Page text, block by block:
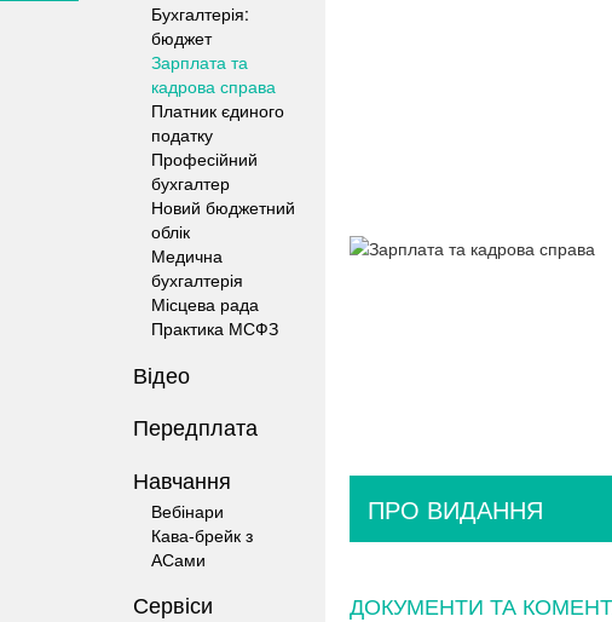
Бухгалтерія:
бюджет
Зарплата та
кадрова справа
Платник єдиного
податку
Професійний
бухгалтер
Новий бюджетний
облік
Медична
бухгалтерія
Місцева рада
Практика МСФЗ
Відео
Передплата
Навчання
Вебінари
Кава-брейк з
АСами
Сервіси
ПРО ВИДАННЯ
ДОКУМЕНТИ ТА